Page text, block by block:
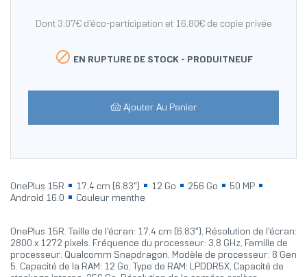
Dont 3.07€ d'éco-participation et 16.80€ de copie privée
 EN RUPTURE DE STOCK - PRODUITNEUF
Ajouter Au Panier
OnePlus 15R 17,4 cm (6.83") 12 Go 256 Go
50 MP
Android 16.0
Couleur menthe
OnePlus 15R. Taille de l'écran: 17,4 cm (6.83"), Résolution de l'écran:
2800 x 1272 pixels. Fréquence du processeur: 3,8 GHz, Famille de
processeur: Qualcomm Snapdragon, Modèle de processeur: 8 Gen
5. Capacité de la RAM: 12 Go, Type de RAM: LPDDR5X, Capacité de